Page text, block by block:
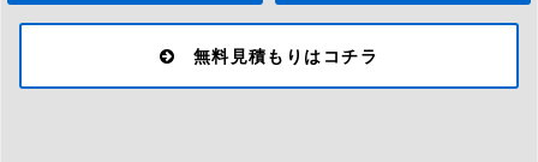
無料見積もりはコチラ